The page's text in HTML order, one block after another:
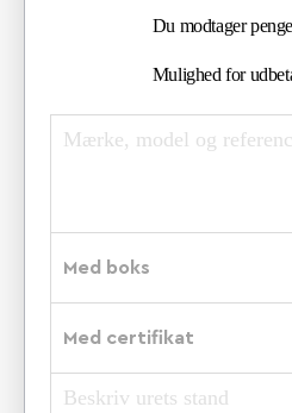
Du modtager
Mulighed for
Med boks
Med certifikat